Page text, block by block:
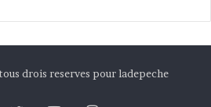
drois reserves pour ladepeche